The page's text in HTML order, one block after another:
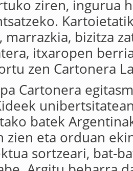
ziren, ingurua
marrazkia, bizitza
itxaropen
zen Cartonera
Cartonera
batek
zien eta orduan
sortzeari, bat-